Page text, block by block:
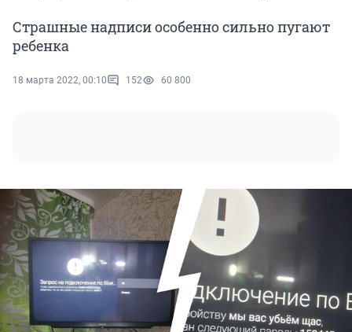
Страшные надписи особенно сильно пугают
ребенка
18 марта 2022, 00:10 152 60 800